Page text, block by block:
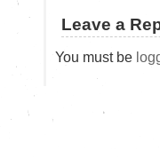
Leave a
You must be